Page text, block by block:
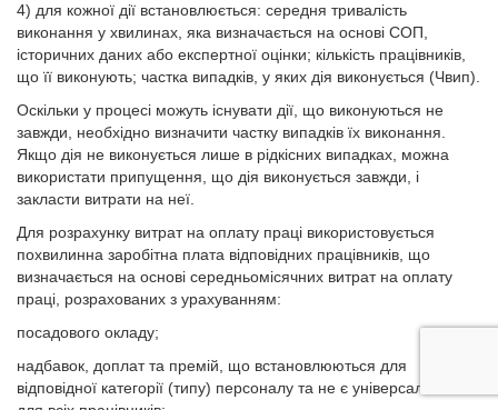
4) для кожної дії встановлюється: середня тривалість
виконання у хвилинах, яка визначається на основі СОП,
історичних даних або експертної оцінки; кількість працівників,
що її виконують; частка випадків, у яких дія виконується (Чвип).
Оскільки у процесі можуть існувати дії, що виконуються не
завжди, необхідно визначити частку випадків їх виконання.
Якщо дія не виконується лише в рідкісних випадках, можна
використати припущення, що дія виконується завжди, і
закласти витрати на неї.
Для розрахунку витрат на оплату праці використовується
похвилинна заробітна плата відповідних працівників, що
визначається на основі середньомісячних витрат на оплату
праці, розрахованих з урахуванням:
посадового окладу;
надбавок, доплат та премій, що встановлюються для
відповідної категорії (типу) персоналу та не є універсальними